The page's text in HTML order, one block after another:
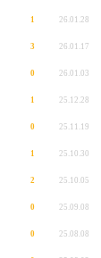
1 26.01.28
3 26.01.17
0 26.01.03
1 25.12.28
0 25.11.19
1 25.10.30
2 25.10.05
0 25.09.08
0 25.08.08